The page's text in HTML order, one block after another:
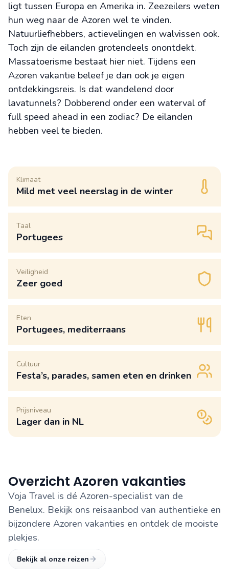
ligt tussen Europa en Amerika in. Zeezeilers weten
hun weg naar de Azoren wel te vinden.
Natuurliefhebbers, actievelingen en walvissen ook.
Toch zijn de eilanden grotendeels onontdekt.
Massatoerisme bestaat hier niet. Tijdens een
Azoren vakantie beleef je dan ook je eigen
ontdekkingsreis. Is dat wandelend door
lavatunnels? Dobberend onder een waterval of
full speed ahead in een zodiac? De eilanden
hebben veel te bieden.
Klimaat
Mild met veel neerslag in de winter
Taal
Portugees
Veiligheid
Zeer goed
Eten
Portugees, mediterraans
Cultuur
Festa’s, parades, samen eten en drinken
Prijsniveau
Lager dan in NL
Overzicht Azoren vakanties
Voja Travel is dé Azoren-specialist van de
Benelux. Bekijk ons reisaanbod van authentieke en
bijzondere Azoren vakanties en ontdek de mooiste
plekjes.
Bekijk al onze reizen